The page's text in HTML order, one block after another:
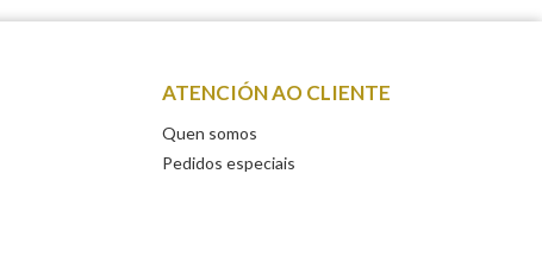
ATENCIÓN AO CLIENTE
Quen somos
Pedidos especiais